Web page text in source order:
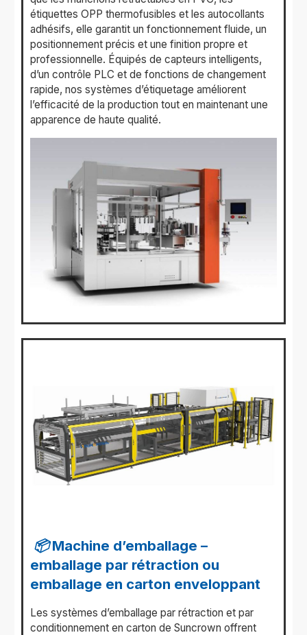
étiquettes OPP thermofusibles et les autocollants
adhésifs, elle garantit un fonctionnement fluide, un
positionnement précis et une finition propre et
professionnelle. Équipés de capteurs intelligents,
d’un contrôle PLC et de fonctions de changement
rapide, nos systèmes d’étiquetage améliorent
l’efficacité de la production tout en maintenant une
apparence de haute qualité.
📦 Machine d’emballage –
emballage par rétraction ou
emballage en carton enveloppant
Les systèmes d’emballage par rétraction et par
conditionnement en carton de Suncrown offrent